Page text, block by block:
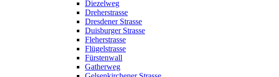
Diezelweg
Dreherstrasse
Dresdener Strasse
Duisburger Strasse
Fleherstrasse
Flügelstrasse
Fürstenwall
Gatherweg